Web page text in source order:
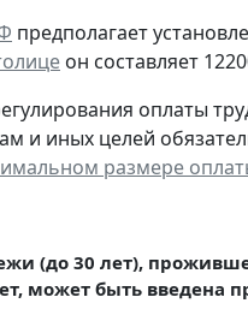
предполагает
он составляет
оплаты
и иных целей
размере
(до 30 лет),
может быть введена